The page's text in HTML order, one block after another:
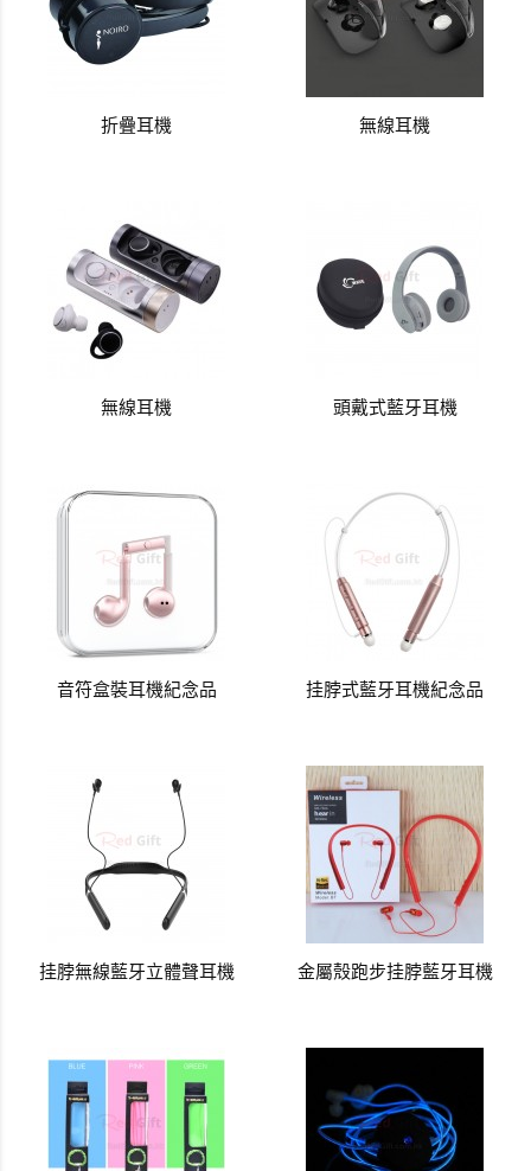
折疊耳機 無線耳機
無線耳機 頭戴式藍牙耳機
音符盒裝耳機紀念品 挂脖式藍牙耳機紀念品
挂脖無線藍牙立體聲耳機 金屬殼跑步挂脖藍牙耳機